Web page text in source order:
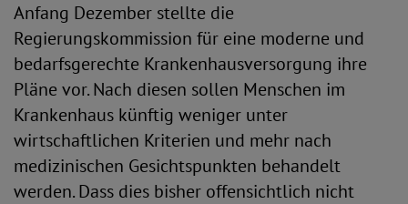
Anfang Dezember stellte die
Regierungskommission für eine moderne und
bedarfsgerechte Krankenhausversorgung ihre
Pläne vor. Nach diesen sollen Menschen im
Krankenhaus künftig weniger unter
wirtschaftlichen Kriterien und mehr nach
medizinischen Gesichtspunkten behandelt
werden. Dass dies bisher offensichtlich nicht